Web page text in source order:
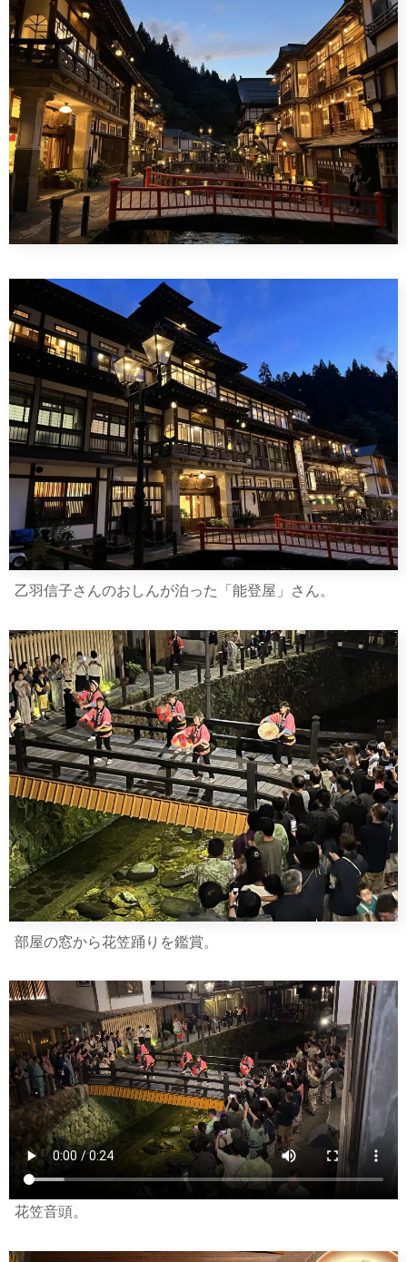
乙羽信子さんのおしんが泊った「能登屋」さん。
部屋の窓から花笠踊りを鑑賞。
花笠音頭。